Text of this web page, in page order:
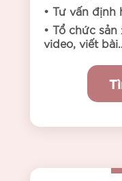
• Tư vấn
• Tổ chức
video, viết